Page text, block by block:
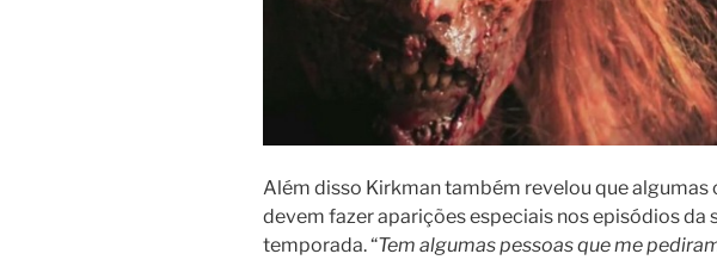
Além disso Kirkman também revelou que algumas
devem fazer aparições especiais nos episódios da
temporada. “Tem algumas pessoas que me